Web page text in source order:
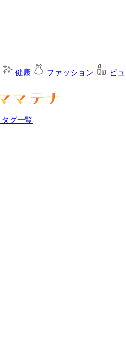
健康 ファッション ビ
タグ一覧